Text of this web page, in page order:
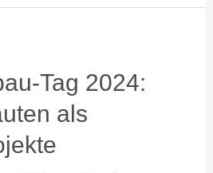
Tag 2024:
als